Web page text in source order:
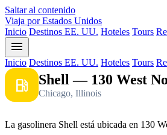
Saltar al contenido
Viaja por Estados Unidos
Inicio Destinos EE. UU. Hoteles Tours
menu
Inicio Destinos EE. UU. Hoteles Tours
local_gas_station Shell — 130 West
Chicago, Illinois
La gasolinera Shell está ubicada en 130